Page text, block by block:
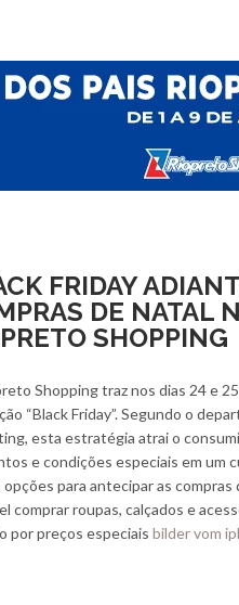
FRIDAY
DE NATAL
SHOPPING
Shopping traz nos dias 24 e
“Black Friday”. Segundo o
esta estratégia atrai o
e condições especiais em um
para antecipar as compras
comprar roupas, calçados e
por preços especiais bilder vom